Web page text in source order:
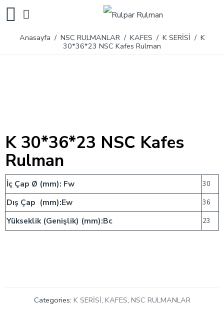
Anasayfa / NSC RULMANLAR/ KAFES / K SERİSİ / K
30*36*23 NSC Kafes Rulman
K 30*36*23 NSC Kafes
Rulman
İç Çap Ø (mm): Fw 30
Dış Çap (mm):Ew 36
Yükseklik (Genişlik) (mm):Bc 23
Categories: K SERİSİ, KAFES, NSC RULMANLAR